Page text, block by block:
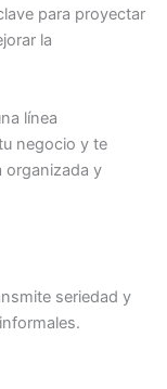
para proyectar
la
línea
negocio y te
organizada y
seriedad y